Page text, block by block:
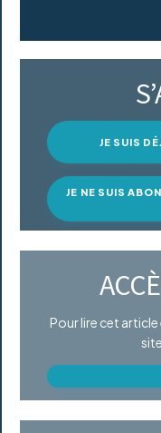
JE SUIS
JE NE SUIS
Pour lire cet